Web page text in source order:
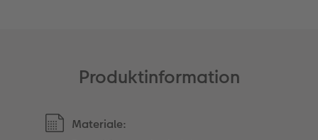
Produktinformation
Materiale: